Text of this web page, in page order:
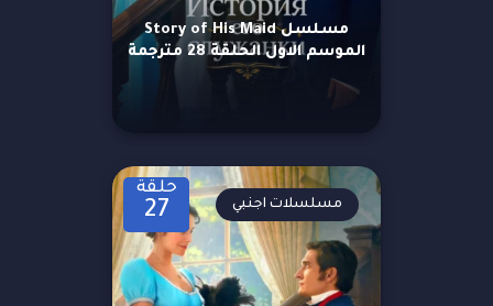
مسلسل Story of His Maid
الموسم الاول الحلقة 28 مترجمة
حلقة
27 مسلسلات اجنبي